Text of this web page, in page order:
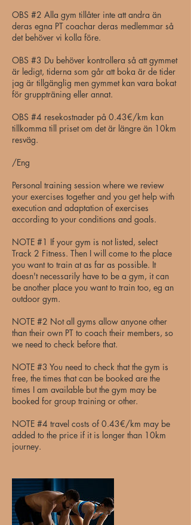
OBS #2 Alla gym tillåter inte att andra än
deras egna PT coachar deras medlemmar så
det behöver vi kolla före.
OBS #3 Du behöver kontrollera så att gymmet
är ledigt, tiderna som går att boka är de tider
jag är tillgänglig men gymmet kan vara bokat
för gruppträning eller annat.
OBS #4 resekostnader på 0.43€/km kan
tillkomma till priset om det är längre än 10km
resväg.
/Eng
Personal training session where we review
your exercises together and you get help with
execution and adaptation of exercises
according to your conditions and goals.
NOTE #1 If your gym is not listed, select
Track 2 Fitness. Then I will come to the place
you want to train at as far as possible. It
doesn't necessarily have to be a gym, it can
be another place you want to train too, eg an
outdoor gym.
NOTE #2 Not all gyms allow anyone other
than their own PT to coach their members, so
we need to check before that.
NOTE #3 You need to check that the gym is
free, the times that can be booked are the
times I am available but the gym may be
booked for group training or other.
NOTE #4 travel costs of 0.43€/km may be
added to the price if it is longer than 10km
journey.